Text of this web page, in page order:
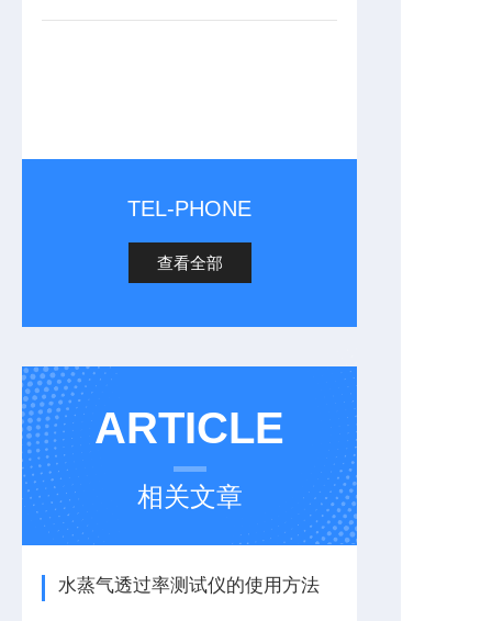
TEL-PHONE
查看全部
ARTICLE
相关文章
水蒸气透过率测试仪的使用方法